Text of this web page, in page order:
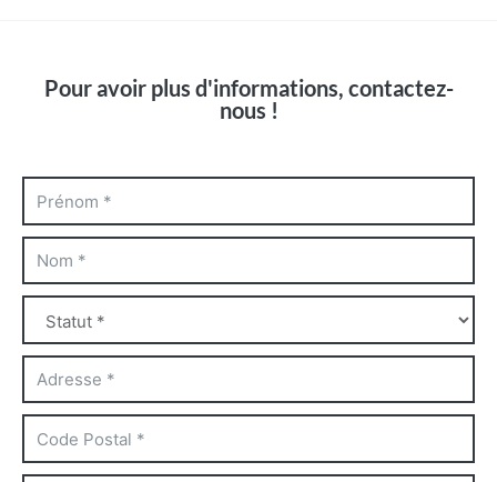
Pour avoir plus d'informations, contactez-
nous !